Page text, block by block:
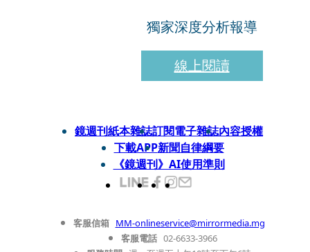
獨家深度分析報導
線上閱讀
鏡週刊紙本雜誌訂閱電子雜誌內容授權
下載APP新聞自律綱要
《鏡週刊》AI使用準則
客服信箱 MM-onlineservice@mirrormedia.mg
客服電話 02-6633-3966